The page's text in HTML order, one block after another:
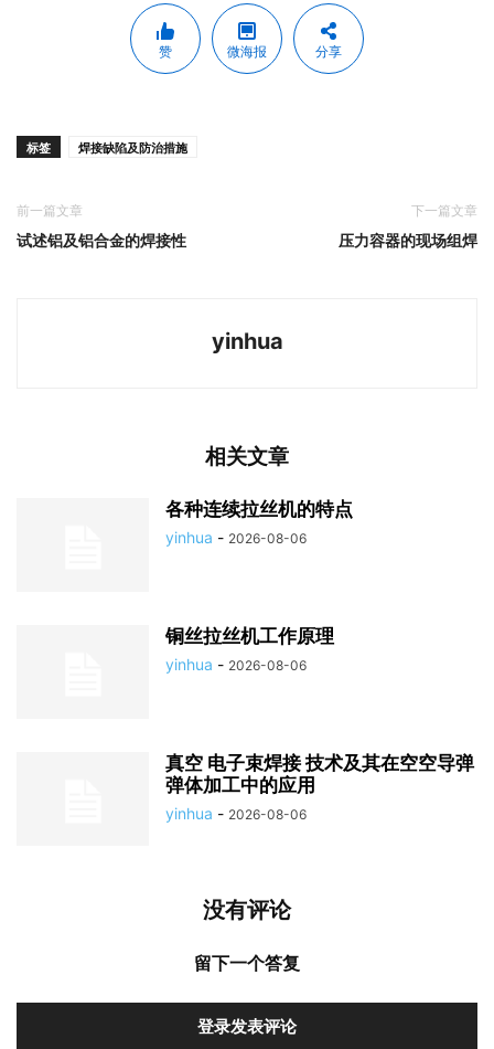
赞 微海报 分享
标签 焊接缺陷及防治措施
前一篇文章
试述铝及铝合金的焊接性
下一篇文章
压力容器的现场组焊
yinhua
相关文章
各种连续拉丝机的特点
yinhua - 2026-08-06
铜丝拉丝机工作原理
yinhua - 2026-08-06
真空 电子束焊接 技术及其在空空导弹
弹体加工中的应用
yinhua - 2026-08-06
没有评论
留下一个答复
登录发表评论